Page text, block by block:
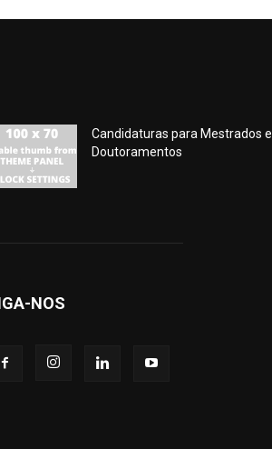
Candidaturas para Mestrados e
Doutoramentos
NOS